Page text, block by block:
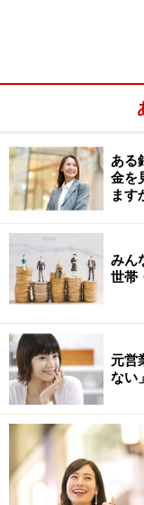
すといった方法が
を得るのは難しい
節約しようと努力
としてもやはり
調崩したら本末転
で無駄な支出が
ある
金を
ます
みん
世帯
元営
ない